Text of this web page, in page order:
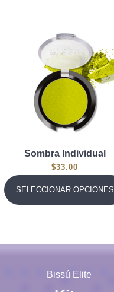
Sombra Individual
$33.00
SELECCIONAR OPCIONES
Bissú Elite